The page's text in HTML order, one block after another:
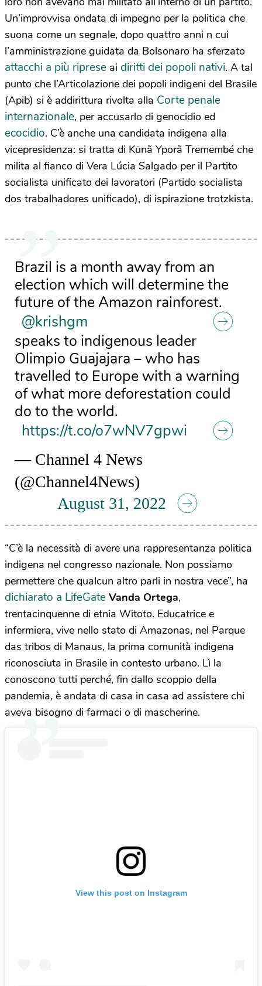
Un’improvvisa ondata di impegno per la politica che
suona come un segnale, dopo quattro anni n cui
l’amministrazione guidata da Bolsonaro ha sferzato
attacchi a più riprese ai diritti dei popoli nativi. A tal
punto che l’Articolazione dei popoli indigeni del Brasile
(Apib) si è addirittura rivolta alla Corte penale
internazionale, per accusarlo di genocidio ed
ecocidio. C’è anche una candidata indigena alla
vicepresidenza: si tratta di Künã Yporã Tremembé che
milita al fianco di Vera Lúcia Salgado per il Partito
socialista unificato dei lavoratori (Partido socialista
dos trabalhadores unificado), di ispirazione trotzkista.
Brazil is a month away from an
election which will determine the
future of the Amazon rainforest.
@krishgm
speaks to indigenous leader
Olimpio Guajajara – who has
travelled to Europe with a warning
of what more deforestation could
do to the world.
https://t.co/o7wNV7gpwi
— Channel 4 News
(@Channel4News)
August 31, 2022
“C’è la necessità di avere una rappresentanza politica
indigena nel congresso nazionale. Non possiamo
permettere che qualcun altro parli in nostra vece”, ha
dichiarato a LifeGate Vanda Ortega,
trentacinquenne di etnia Witoto. Educatrice e
infermiera, vive nello stato di Amazonas, nel Parque
das tribos di Manaus, la prima comunità indigena
riconosciuta in Brasile in contesto urbano. Lì la
conoscono tutti perché, fin dallo scoppio della
pandemia, è andata di casa in casa ad assistere chi
aveva bisogno di farmaci o di mascherine.
View this post on Instagram